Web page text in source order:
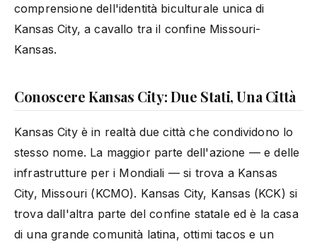
comprensione dell'identità biculturale unica di
Kansas City, a cavallo tra il confine Missouri-
Kansas.
Conoscere Kansas City: Due Stati, Una Città
Kansas City è in realtà due città che condividono lo
stesso nome. La maggior parte dell'azione — e delle
infrastrutture per i Mondiali — si trova a Kansas
City, Missouri (KCMO). Kansas City, Kansas (KCK) si
trova dall'altra parte del confine statale ed è la casa
di una grande comunità latina, ottimi tacos e un